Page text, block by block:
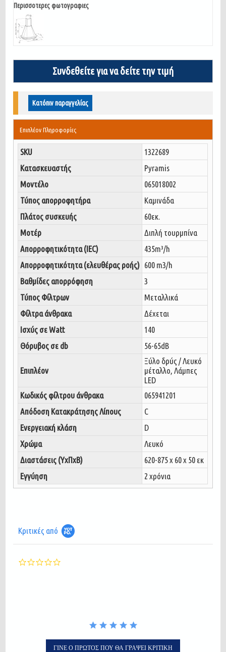
Περισσοτερες φωτογραφιες
Συνδεθείτε για να δείτε την τιμή
Κατόπιν παραγγελίας
Επιπλέον Πληροφορίες
SKU
1322689
Κατασκευαστής
Pyramis
Μοντέλο
065018002
Τύπος απορροφητήρα
Καμινάδα
Πλάτος συσκευής
60εκ.
Μοτέρ
Διπλή τουρμπίνα
Απορροφητικότητα (IEC)
435m³/h
Απορροφητικότητα (ελευθέρας ροής) 600 m3/h
Bαθμίδες απορρόφηση
3
Τύπος Φίλτρων
Μεταλλικά
Φίλτρα άνθρακα
Δέχεται
Ισχύς σε Watt
140
Θόρυβος σε db
56-65dB
Επιπλέον
Ξύλο δρύς / Λευκό
μέταλλο, Λάμπες
LED
Κωδικός φίλτρου άνθρακα
065941201
Απόδοση Κατακράτησης Λίπους
C
Ενεργειακή κλάση
D
Χρώμα
Λευκό
Διαστάσεις (ΥxΠxΒ)
620-875 x 60 x 50 εκ
Εγγύηση
2 χρόνια
Κριτικές από
ΓΊΝΕ Ο ΠΡΏΤΟΣ ΠΟΥ ΘΑ ΓΡΆΨΕΙ ΚΡΙΤΙΚΉ